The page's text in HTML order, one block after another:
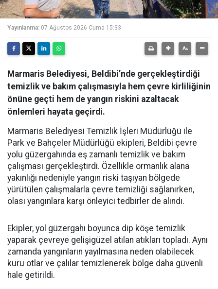
Yayınlanma: 07 Ağustos 2026 Cuma 15:33
Marmaris Belediyesi, Beldibi’nde gerçekleştirdiği
temizlik ve bakım çalışmasıyla hem çevre kirliliğinin
önüne geçti hem de yangın riskini azaltacak
önlemleri hayata geçirdi.
Marmaris Belediyesi Temizlik İşleri Müdürlüğü ile
Park ve Bahçeler Müdürlüğü ekipleri, Beldibi çevre
yolu güzergahında eş zamanlı temizlik ve bakım
çalışması gerçekleştirdi. Özellikle ormanlık alana
yakınlığı nedeniyle yangın riski taşıyan bölgede
yürütülen çalışmalarla çevre temizliği sağlanırken,
olası yangınlara karşı önleyici tedbirler de alındı.
Ekipler, yol güzergahı boyunca dip köşe temizlik
yaparak çevreye gelişigüzel atılan atıkları topladı. Aynı
zamanda yangınların yayılmasına neden olabilecek
kuru otlar ve çalılar temizlenerek bölge daha güvenli
hale getirildi.